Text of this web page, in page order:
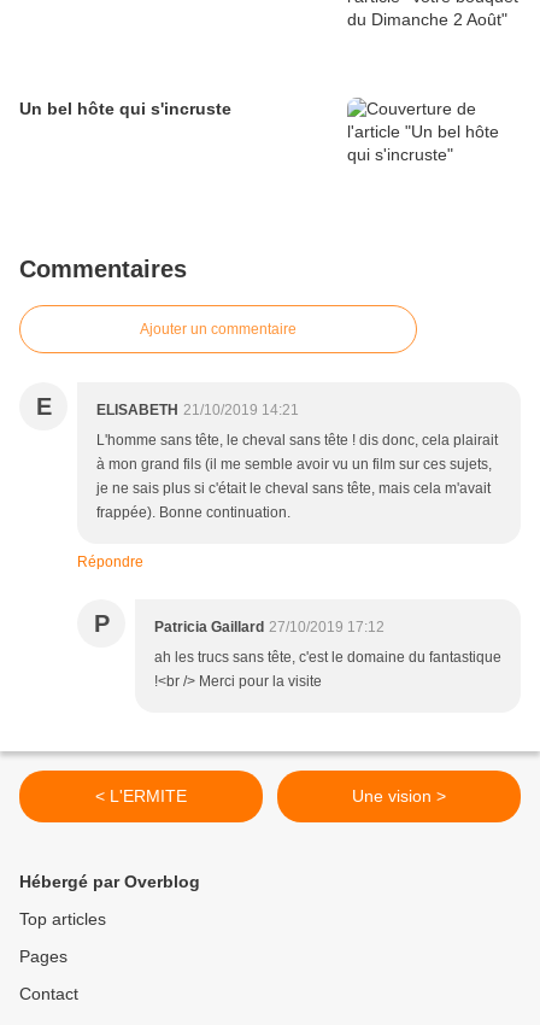
Un bel hôte qui s'incruste
Commentaires
Ajouter un commentaire
E ELISABETH 21/10/2019 14:21
L'homme sans tête, le cheval sans tête ! dis donc, cela plairait
à mon grand fils (il me semble avoir vu un film sur ces sujets,
je ne sais plus si c'était le cheval sans tête, mais cela m'avait
frappée). Bonne continuation.
Répondre
P Patricia Gaillard 27/10/2019 17:12
ah les trucs sans tête, c'est le domaine du fantastique
!<br /> Merci pour la visite
< L'ERMITE Une vision >
Hébergé par Overblog
Top articles
Pages
Contact